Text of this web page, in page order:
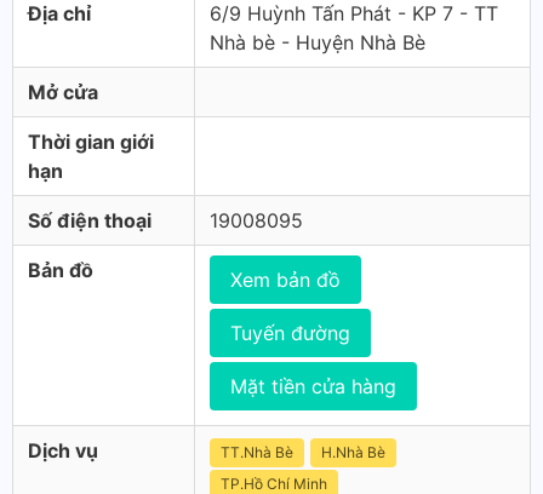
Địa chỉ
6/9 Huỳnh Tấn Phát - KP 7 - TT
Nhà bè - Huyện Nhà Bè
Mở cửa
Thời gian giới
hạn
Số điện thoại 19008095
Bản đồ Xem bản đồ
Tuyến đường
Mặt tiền cửa hàng
Dịch vụ TT.Nhà Bè
H.Nhà Bè
TP.Hồ Chí Minh